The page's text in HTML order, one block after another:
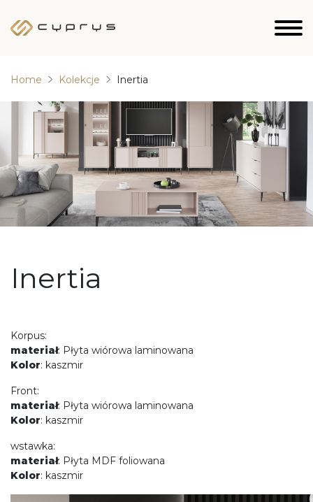
Home Kolekcje Inertia
Inertia
Korpus:
materiał: Płyta wiórowa laminowana
Kolor: kaszmir
Front:
materiał: Płyta wiórowa laminowana
Kolor: kaszmir
wstawka:
materiał: Płyta MDF foliowana
Kolor: kaszmir